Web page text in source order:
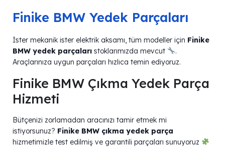
Finike BMW Yedek Parçaları
İster mekanik ister elektrik aksamı, tüm modeller için Finike
BMW yedek parçaları stoklarımızda mevcut
.
Araçlarınıza uygun parçaları hızlıca temin ediyoruz.
Finike BMW Çıkma Yedek Parça
Hizmeti
Bütçenizi zorlamadan aracınızı tamir etmek mi
istiyorsunuz? Finike BMW çıkma yedek parça
hizmetimizle test edilmiş ve garantili parçaları sunuyoruz